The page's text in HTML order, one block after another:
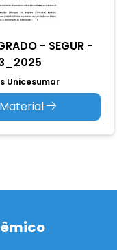
- SEGUR -
Unicesumar